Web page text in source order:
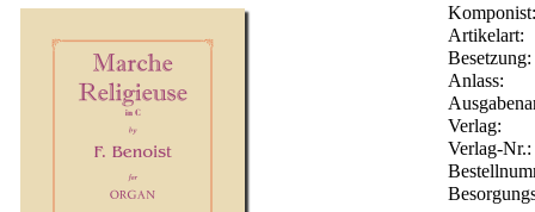
Komponist:
Artikelart:
Besetzung:
Anlass:
Verlag:
Verlag-Nr.: